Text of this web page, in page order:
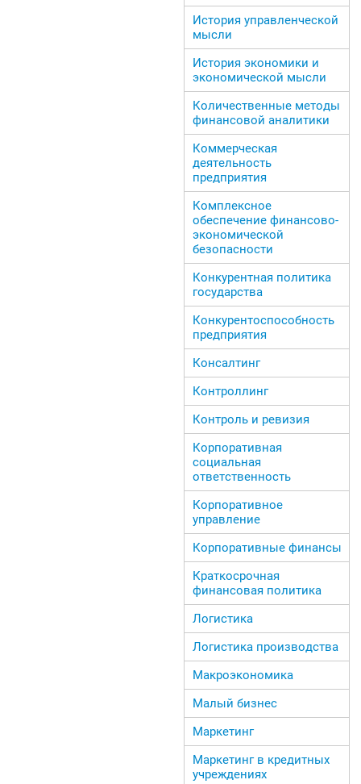
История управленческой
мысли
История экономики и
экономической мысли
Количественные методы
финансовой аналитики
Коммерческая
деятельность
предприятия
Комплексное
обеспечение финансово-
экономической
безопасности
Конкурентная политика
государства
Конкурентоспособность
предприятия
Консалтинг
Контроллинг
Контроль и ревизия
Корпоративная
социальная
ответственность
Корпоративное
управление
Корпоративные финансы
Краткосрочная
финансовая политика
Логистика
Логистика производства
Макроэкономика
Малый бизнес
Маркетинг
Маркетинг в кредитных
учреждениях